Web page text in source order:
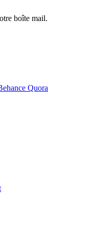
boîte mail.
Quora